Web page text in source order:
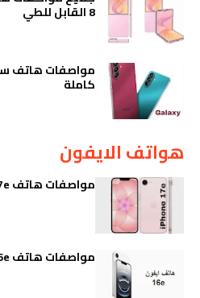
8 القابل للطي
كاملة
هواتف الايفون
مواصفات هاتف iPhone 17e كاملا
مواصفات هاتف iPhone 16e